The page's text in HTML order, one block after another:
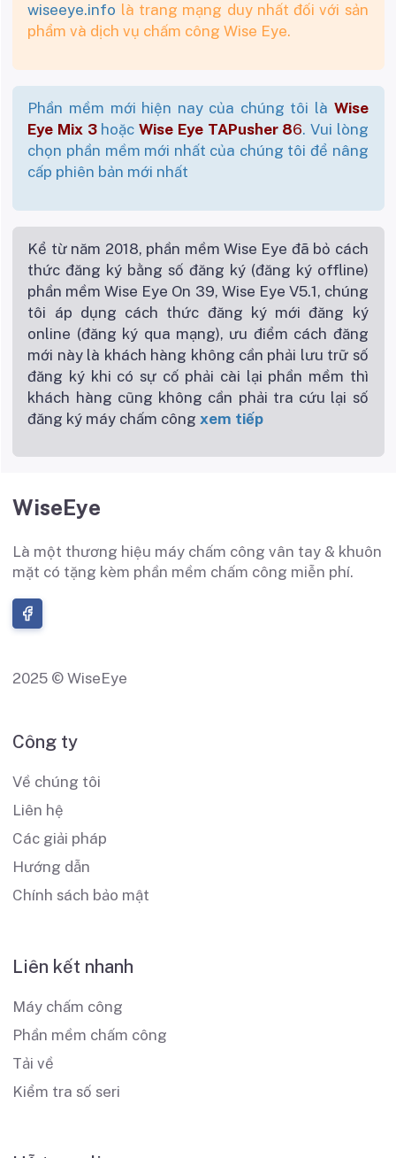
wiseeye.info là trang mạng duy nhất đối với sản
phẩm và dịch vụ chấm công Wise Eye.
Phần mềm mới hiện nay của chúng tôi là Wise
Eye Mix 3hoặcWise Eye TAPusher 86. Vui lòng
chọn phần mềm mới nhất của chúng tôi để nâng
cấp phiên bản mới nhất
Kể từ năm 2018, phần mềm Wise Eye đã bỏ cách
thức đăng ký bằng số đăng ký (đăng ký offline)
phần mềm Wise Eye On 39, Wise Eye V5.1, chúng
tôi áp dụng cách thức đăng ký mới đăng ký
online (đăng ký qua mạng), ưu điểm cách đăng
mới này là khách hàng không cần phải lưu trữ số
đăng ký khi có sự cố phải cài lại phần mềm thì
khách hàng cũng không cần phải tra cứu lại số
đăng ký máy chấm công xem tiếp
WiseEye
Là một thương hiệu máy chấm công vân tay & khuôn
mặt có tặng kèm phần mềm chấm công miễn phí.
2025 © WiseEye
Công ty
Về chúng tôi
Liên hệ
Các giải pháp
Hướng dẫn
Chính sách bảo mật
Liên kết nhanh
Máy chấm công
Phần mềm chấm công
Tải về
Kiểm tra số seri